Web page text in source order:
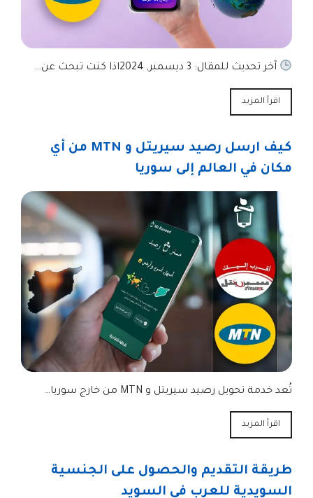
آخر تحديث للمقال: 3 ديسمبر, 2024اذا كنت تبحث عن…
اقرأ المزيد
كيف ارسل رصيد سيريتل و MTN من أي
مكان في العالم إلى سوريا
تُعد خدمة تحويل رصيد سيريتل و MTN من خارج سوريا…
اقرأ المزيد
طريقة التقديم والحصول على الجنسية
السويدية للعرب في السويد